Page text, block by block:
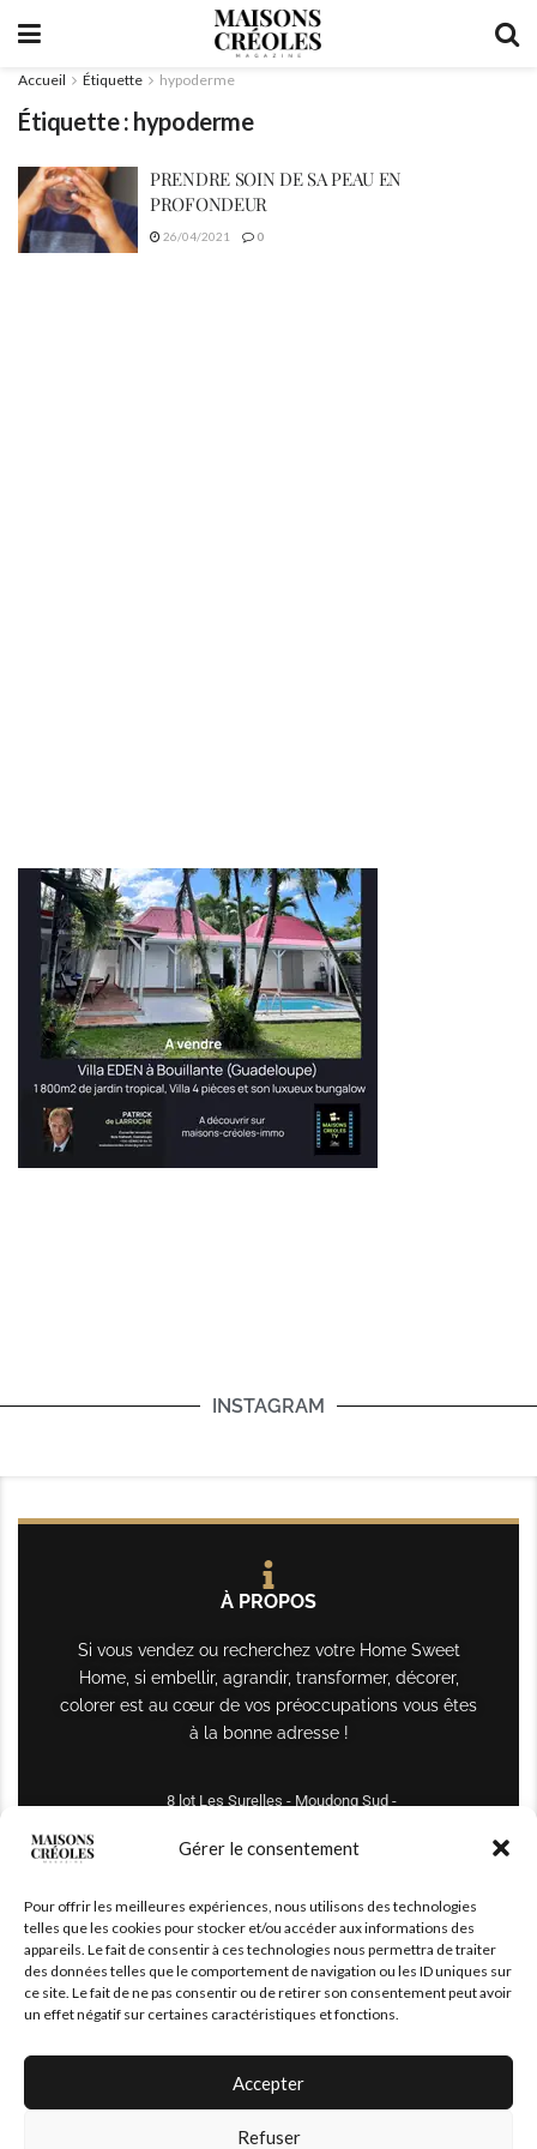
Gérer le consentement
Pour offrir les meilleures expériences, nous utilisons des technologies
telles que les cookies pour stocker et/ou accéder aux informations des
appareils. Le fait de consentir à ces technologies nous permettra de traiter
des données telles que le comportement de navigation ou les ID uniques sur
ce site. Le fait de ne pas consentir ou de retirer son consentement peut avoir
un effet négatif sur certaines caractéristiques et fonctions.
Accepter
Refuser
Accueil Étiquette hypoderme
Étiquette : hypoderme
PRENDRE SOIN DE SA PEAU EN
PROFONDEUR
26/04/2021 0
INSTAGRAM
À PROPOS
Si vous vendez ou recherchez votre Home Sweet
Home, si embellir, agrandir, transformer, décorer,
colorer est au cœur de vos préoccupations vous êtes
à la bonne adresse !
8 lot Les Surelles - Moudong Sud -
maisonscreoles.immo@gmail.com